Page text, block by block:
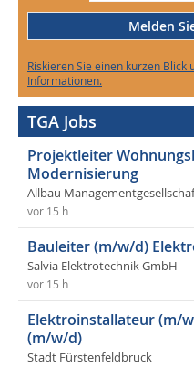
Melden
Riskieren Sie einen kurzen Blick
Informationen.
TGA Jobs
Projektleiter
Modernisierung
Allbau
vor 15 h
Bauleiter (m/w/d)
Salvia Elektrotechnik GmbH
vor 15 h
Elektroinstallateur (m/
(m/w/d)
Stadt Fürstenfeldbruck